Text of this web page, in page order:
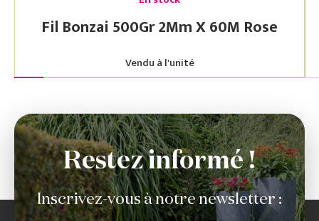
Fil Bonzai 500Gr 2Mm X 60M Rose
Vendu à l'unité
Restez informé !
Inscrivez-vous à notre newsletter :